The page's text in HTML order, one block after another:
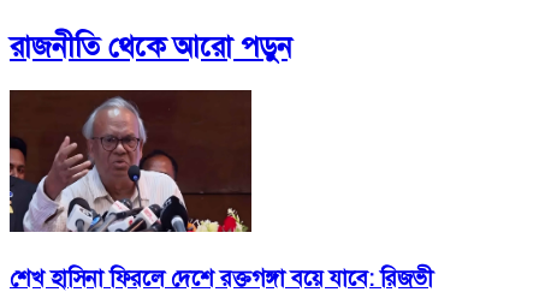
রাজনীতিথেকে আরো পড়ুন
শেখ হাসিনা ফিরলে দেশে রক্তগঙ্গা বয়ে যাবে: রিজভী